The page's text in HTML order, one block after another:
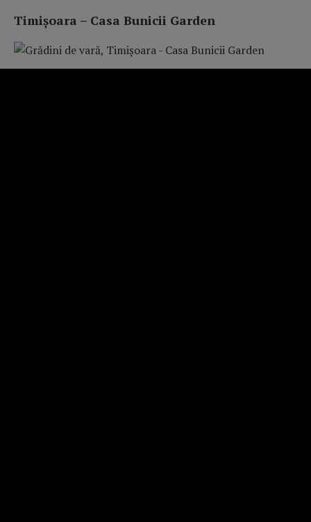
Timișoara – Casa Bunicii Garden